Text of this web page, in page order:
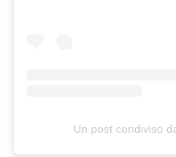
Un post condiviso